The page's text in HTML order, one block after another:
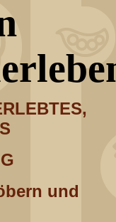
und